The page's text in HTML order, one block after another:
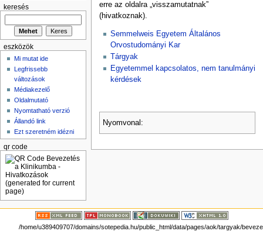
erre az oldalra „visszamutatnak”
(hivatkoznak).
Semmelweis Egyetem Általános
Orvostudományi Kar
Tárgyak
Egyetemmel kapcsolatos, nem tanulmányi
kérdések
Nyomvonal:
keresés
eszközök
Mi mutat ide
Legfrissebb
változások
Médiakezelő
Oldalmutató
Nyomtatható verzió
Állandó link
Ezt szeretném idézni
qr code
/home/u389409707/domains/sotepedia.hu/public_html/data/pages/aok/targyak/